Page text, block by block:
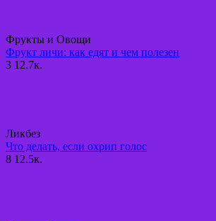
Фрукты и Овощи
Фрукт личи: как едят и чем полезен
3 12.7к.
Ликбез
Что делать, если охрип голос
8 12.5к.